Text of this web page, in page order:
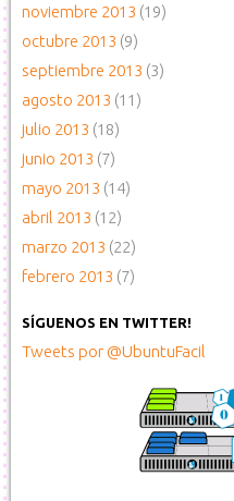
noviembre 2013 (19)
octubre 2013 (9)
septiembre 2013 (3)
agosto 2013 (11)
julio 2013 (18)
junio 2013 (7)
mayo 2013 (14)
abril 2013 (12)
marzo 2013 (22)
febrero 2013 (7)
SÍGUENOS EN TWITTER!
Tweets por @UbuntuFacil